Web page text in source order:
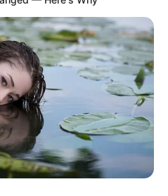
> Notícia
Rio de Janeiro
de saúde fazem grande
dinheiro:
fazem grande